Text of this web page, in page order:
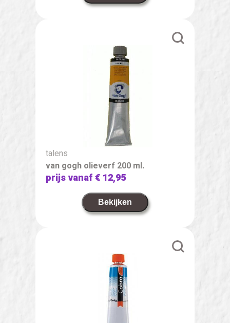
talens
van gogh olieverf 200 ml.
prijs vanaf€ 12,95
Bekijken